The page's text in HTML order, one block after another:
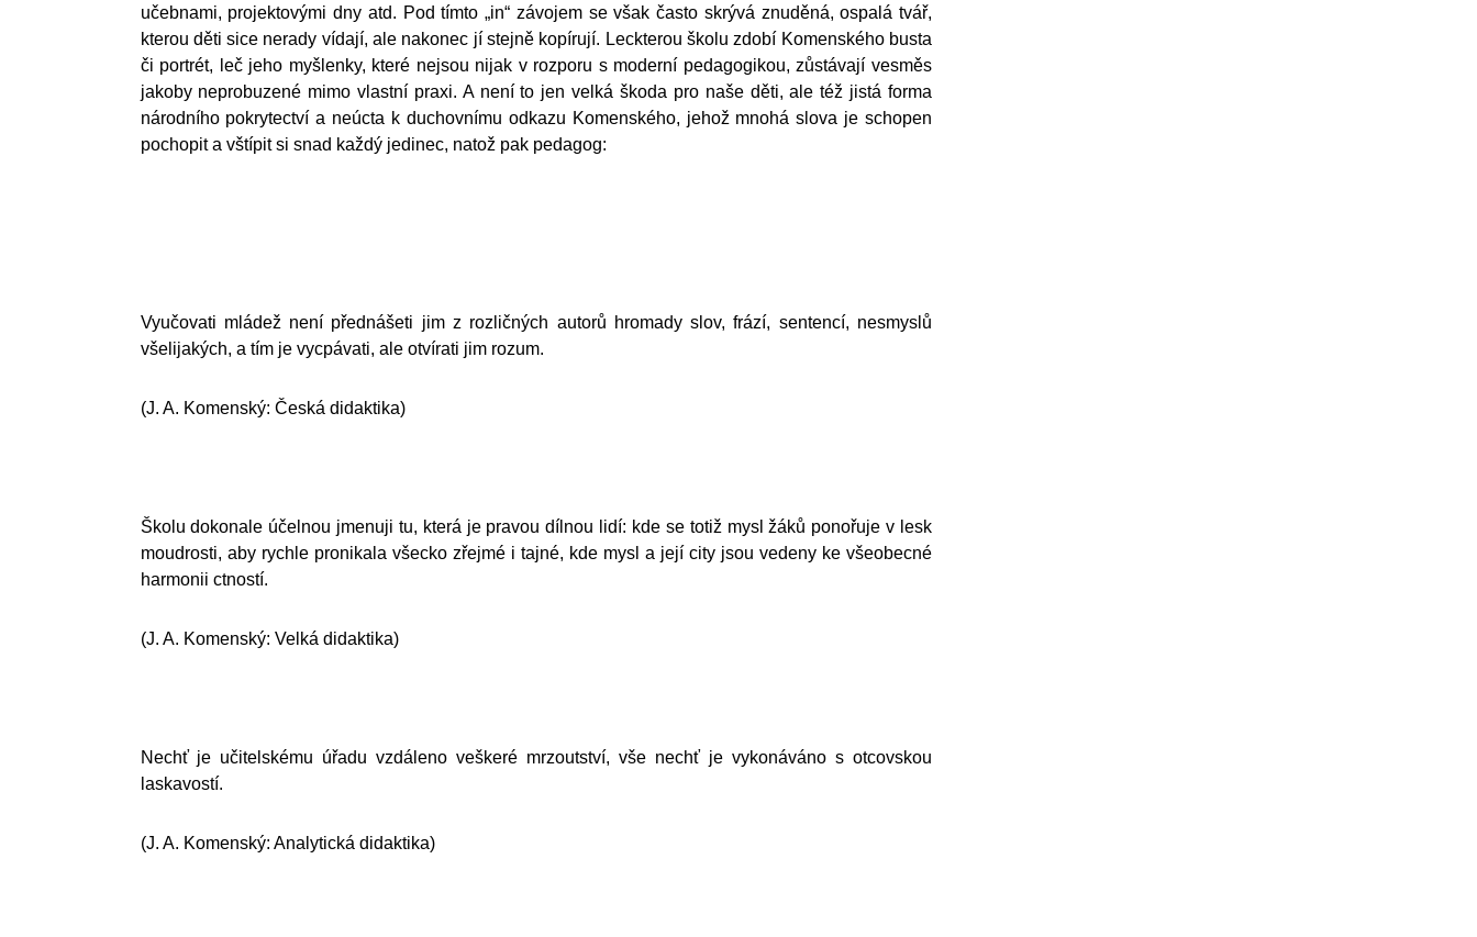
učebnami, projektovými dny atd. Pod tímto „in“ závojem se však často skrývá znuděná, ospalá tvář,
kterou děti sice nerady vídají, ale nakonec jí stejně kopírují. Leckterou školu zdobí Komenského busta
či portrét, leč jeho myšlenky, které nejsou nijak v rozporu s moderní pedagogikou, zůstávají vesměs
jakoby neprobuzené mimo vlastní praxi. A není to jen velká škoda pro naše děti, ale též jistá forma
národního pokrytectví a neúcta k duchovnímu odkazu Komenského, jehož mnohá slova je schopen
pochopit a vštípit si snad každý jedinec, natož pak pedagog:
Vyučovati mládež není přednášeti jim z rozličných autorů hromady slov, frází, sentencí, nesmyslů
všelijakých, a tím je vycpávati, ale otvírati jim rozum.
(J. A. Komenský: Česká didaktika)
Školu dokonale účelnou jmenuji tu, která je pravou dílnou lidí: kde se totiž mysl žáků ponořuje v lesk
moudrosti, aby rychle pronikala všecko zřejmé i tajné, kde mysl a její city jsou vedeny ke všeobecné
harmonii ctností.
(J. A. Komenský: Velká didaktika)
Nechť je učitelskému úřadu vzdáleno veškeré mrzoutství, vše nechť je vykonáváno s otcovskou
laskavostí.
(J. A. Komenský: Analytická didaktika)